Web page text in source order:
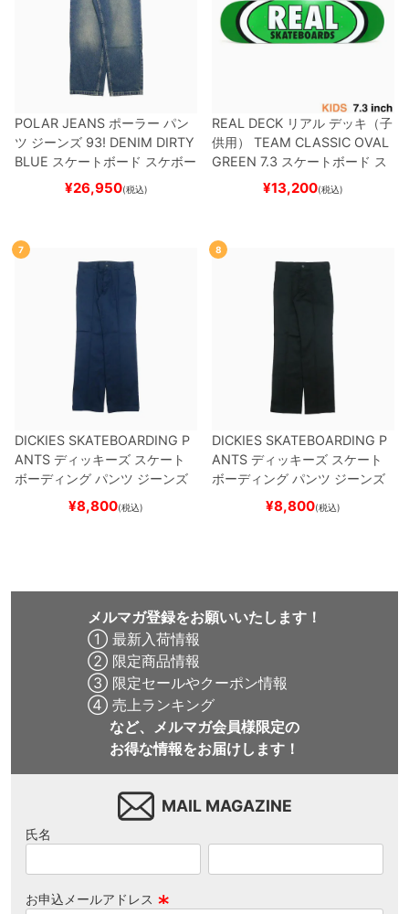
POLAR JEANS ポーラー パン
ツ ジーンズ 93! DENIM DIRTY
BLUE スケートボード スケボー
¥26,950(税込)
REAL DECK リアル デッキ（子
供用）
TEAM CLASSIC OVAL
GREEN 7.3 スケートボード ス
¥13,200(税込)
7
DICKIES SKATEBOARDING P
ANTS ディッキーズ スケート
ボーディング パンツ ジーンズ
SLIM FIT 30 LENGTH
スケートボード スケボ
¥8,800(税込)
8
DICKIES SKATEBOARDING P
ANTS ディッキーズ スケート
ボーディング パンツ ジーンズ
SLIM FIT 30 LENGTH
スケートボード スケボー
¥8,800(税込)
メルマガ登録をお願いいたします！
① 最新入荷情報
② 限定商品情報
③ 限定セールやクーポン情報
④ 売上ランキング
など、メルマガ会員様限定の
お得な情報をお届けします！
MAIL MAGAZINE
氏名
お申込メールアドレス